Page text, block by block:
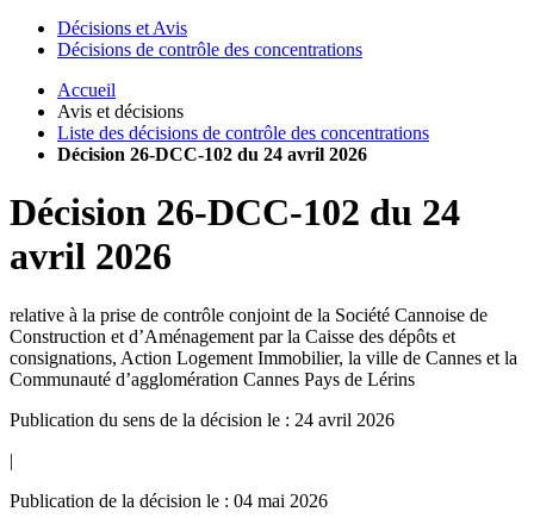
Décisions et Avis
Décisions de contrôle des concentrations
Accueil
Avis et décisions
Liste des décisions de contrôle des concentrations
Décision 26-DCC-102 du 24 avril 2026
Décision 26-DCC-102 du 24
avril 2026
relative à la prise de contrôle conjoint de la Société Cannoise de
Construction et d’Aménagement par la Caisse des dépôts et
consignations, Action Logement Immobilier, la ville de Cannes et la
Communauté d’agglomération Cannes Pays de Lérins
Publication du sens de la décision le : 24 avril 2026
|
Publication de la décision le : 04 mai 2026